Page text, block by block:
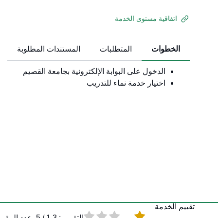
اتفاقية مستوى الخدمة
الخطوات المتطلبات المستندات المطلوبة
الدخول على البوابة الإلكترونية بجامعة القصيم
اختيار خدمة نماء للتدريب
تقييم الخدمة